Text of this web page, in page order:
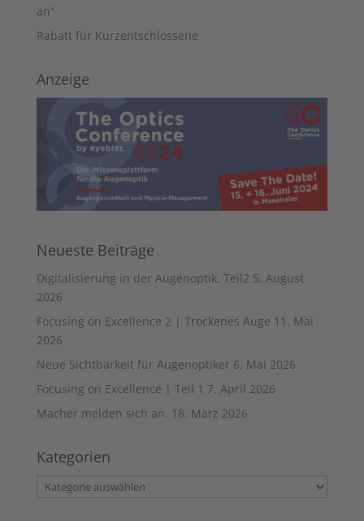
an“
Rabatt für Kurzentschlossene
Anzeige
Neueste Beiträge
Digitalisierung in der Augenoptik, Teil2 5. August
2026
Focusing on Excellence 2 | Trockenes Auge 11. Mai
2026
Neue Sichtbarkeit für Augenoptiker 6. Mai 2026
Focusing on Excellence | Teil 1 7. April 2026
Macher melden sich an. 18. März 2026
Kategorien
Kategorien